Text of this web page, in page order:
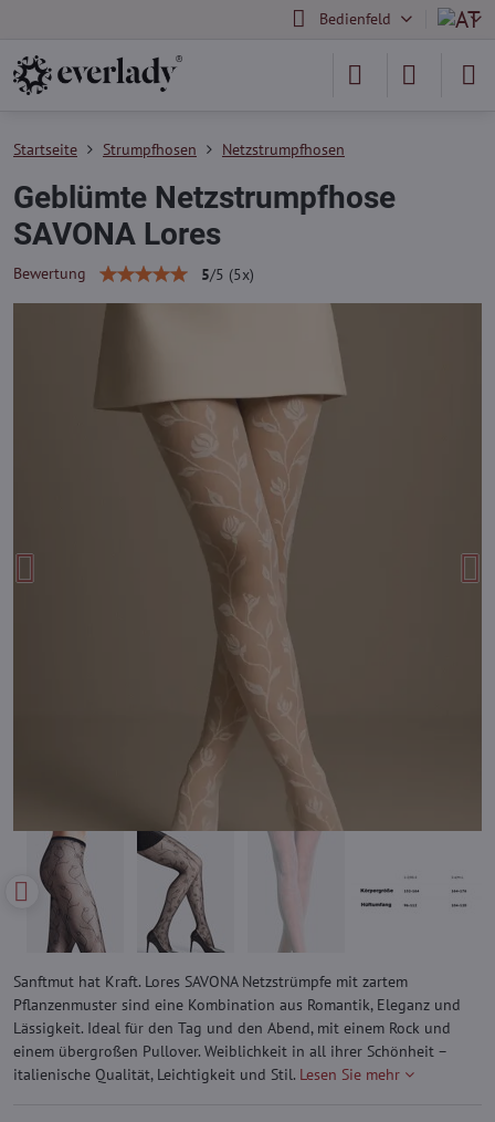
Bedienfeld
Startseite Strumpfhosen Netzstrumpfhosen
Geblümte Netzstrumpfhose
SAVONA Lores
Bewertung 5/5 (5x)
Sanftmut hat Kraft. Lores SAVONA Netzstrümpfe mit zartem
Pflanzenmuster sind eine Kombination aus Romantik, Eleganz und
Lässigkeit. Ideal für den Tag und den Abend, mit einem Rock und
einem übergroßen Pullover. Weiblichkeit in all ihrer Schönheit –
italienische Qualität, Leichtigkeit und Stil. Lesen Sie mehr